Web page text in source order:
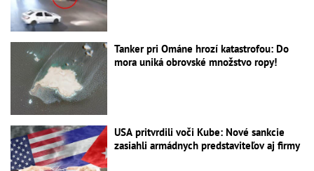
Tanker pri Ománe hrozí katastrofou: Do
mora uniká obrovské množstvo ropy!
USA pritvrdili voči Kube: Nové sankcie
zasiahli armádnych predstaviteľov aj firmy